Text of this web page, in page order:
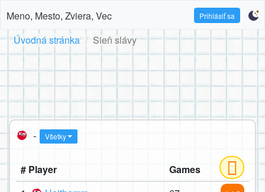
Meno, Mesto, Zviera, Vec Prihlásiť sa
Úvodná stránka Sieň slávy
- Všetky
# Player
Games